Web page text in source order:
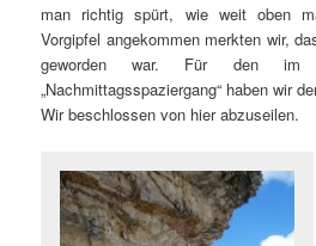
man richtig spürt, wie weit oben
Vorgipfel angekommen merkten wir,
geworden war. Für den im
„Nachmittagsspaziergang“ haben wir
Wir beschlossen von hier abzuseilen.